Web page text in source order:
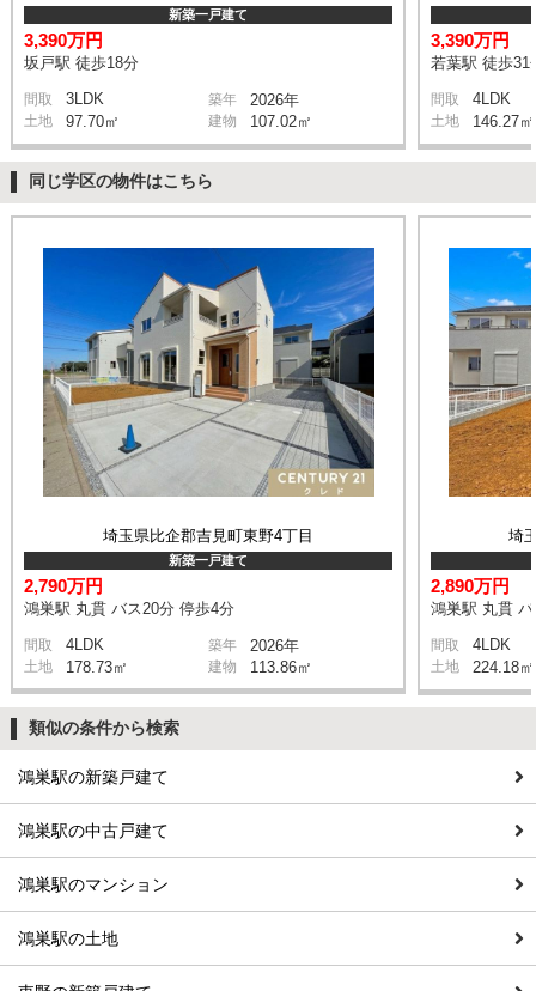
新築一戸建て
3,390万円
坂戸駅 徒歩18分
間取 3LDK 築年 2026年
土地 97.70㎡ 建物 107.02㎡
3,390万円
若葉駅 徒歩31
間取 4LDK
土地 146.27㎡
同じ学区の物件はこちら
埼玉県比企郡吉見町東野4丁目
新築一戸建て
2,790万円
鴻巣駅 丸貫 バス20分 停歩4分
間取 4LDK 築年 2026年
土地 178.73㎡ 建物 113.86㎡
埼
2,890万円
鴻巣駅 丸貫
間取 4LDK
土地 224.18㎡
類似の条件から検索
鴻巣駅の新築戸建て
鴻巣駅の中古戸建て
鴻巣駅のマンション
鴻巣駅の土地